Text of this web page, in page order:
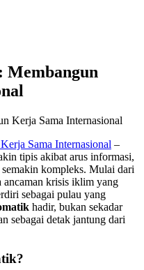
Membangun
Sama Internasional –
tipis akibat arus informasi,
kompleks. Mulai dari
ancaman krisis iklim yang
sebagai pulau yang
hadir, bukan sekadar
sebagai detak jantung dari